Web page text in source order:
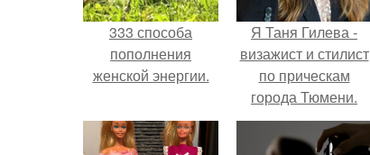
333 способа
пополнения
женской энергии.
Я Таня Гилева -
визажист и стилист
по прическам
города Тюмени.